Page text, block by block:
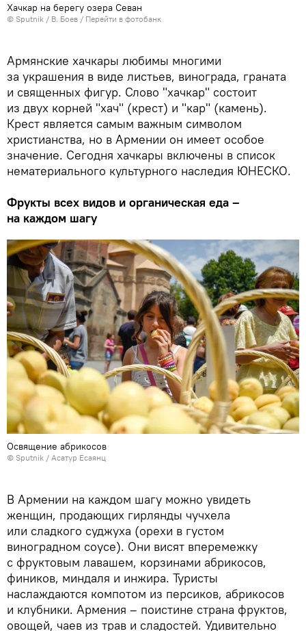
Хачкар на берегу озера Севан
© Sputnik / В. Боев / Перейти в фотобанк
Армянские хачкары любимы многими
за украшения в виде листьев, винограда, граната
и священных фигур. Слово "хачкар" состоит
из двух корней "хач" (крест) и "кар" (камень).
Крест является самым важным символом
христианства, но в Армении он имеет особое
значение. Сегодня хачкары включены в список
нематериального культурного наследия ЮНЕСКО.
Фрукты всех видов и органическая еда –
на каждом шагу
Освящение абрикосов
© Sputnik / Асатур Есаянц
В Армении на каждом шагу можно увидеть
женщин, продающих гирлянды чучхела
или сладкого суджуха (орехи в густом
виноградном соусе). Они висят вперемежку
с фруктовым лавашем, корзинами абрикосов,
фиников, миндаля и инжира. Туристы
наслаждаются компотом из персиков, абрикосов
и клубники. Армения – поистине страна фруктов,
овощей, чаев из трав и сладостей. Удивительно